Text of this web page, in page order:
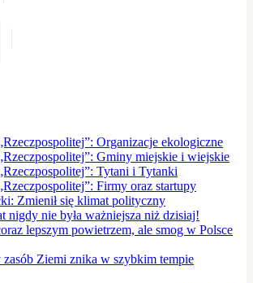
Organizacje ekologiczne
Gminy miejskie i wiejskie
Tytani i Tytanki
Firmy oraz startupy
Zmienił się klimat polityczny
nigdy nie była ważniejsza niż dzisiaj!
lepszym powietrzem, ale smog w Polsce
zasób Ziemi znika w szybkim tempie